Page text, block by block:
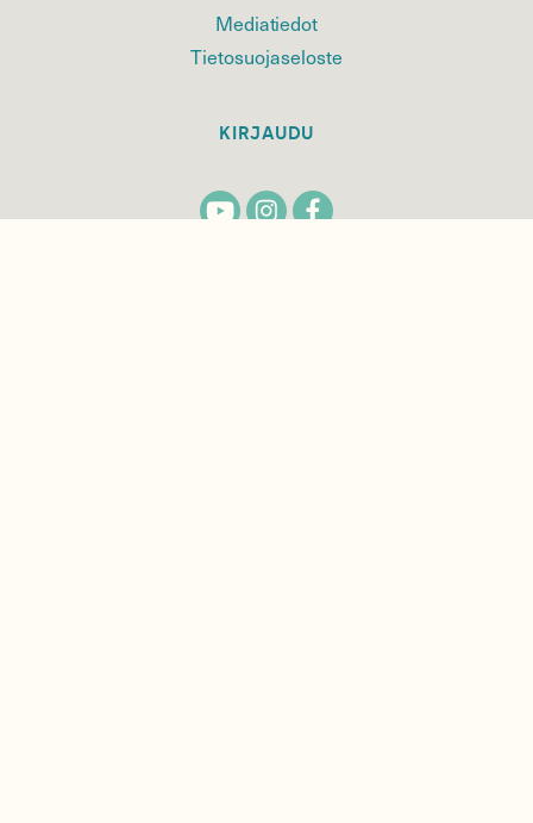
Mediatiedot
Tietosuojaseloste
KIRJAUDU